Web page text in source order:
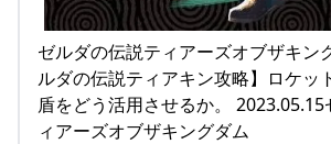
ゼルダの伝説ティアーズオブザキン
ルダの伝説ティアキン攻略】ロケッ
盾をどう活用させるか。 2023.05.15
ィアーズオブザキングダム